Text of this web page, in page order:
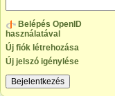
Belépés OpenID
használatával
Új fiók létrehozása
Új jelszó igénylése